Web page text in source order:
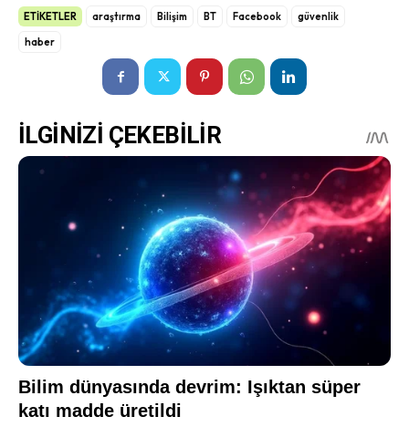
ETİKETLER araştırma Bilişim BT Facebook
güvenlik
haber